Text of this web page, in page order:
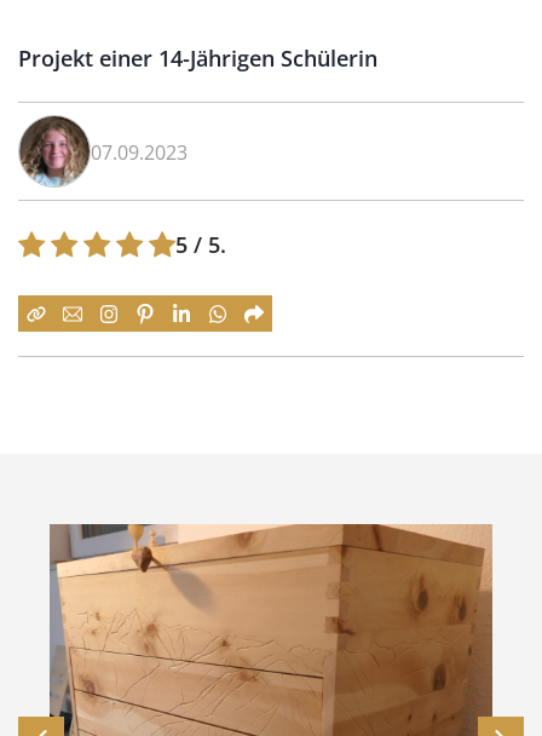
Projekt einer 14-Jährigen Schülerin
07.09.2023
5 / 5.